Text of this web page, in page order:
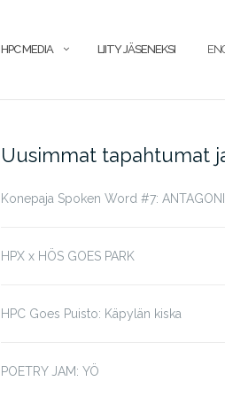
HPC MEDIA LIITY JÄSENEKSI
Uusimmat tapahtumat
Konepaja Spoken Word #7:
HPX x HÖS GOES PARK
HPC Goes Puisto: Käpylän kiska
POETRY JAM: YÖ